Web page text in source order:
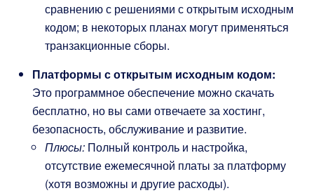
сравнению с решениями с открытым исходным
кодом; в некоторых планах могут применяться
транзакционные сборы.
Платформы с открытым исходным кодом:
Это программное обеспечение можно скачать
бесплатно, но вы сами отвечаете за хостинг,
безопасность, обслуживание и развитие.
Плюсы: Полный контроль и настройка,
отсутствие ежемесячной платы за платформу
(хотя возможны и другие расходы).